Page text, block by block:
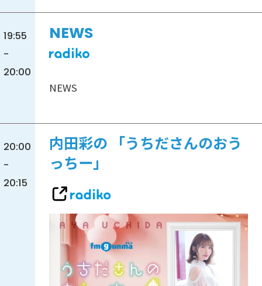
19:55
-
20:00
NEWS
NEWS
20:00
-
20:15
内田彩の 「うちださんのおう
っちー」